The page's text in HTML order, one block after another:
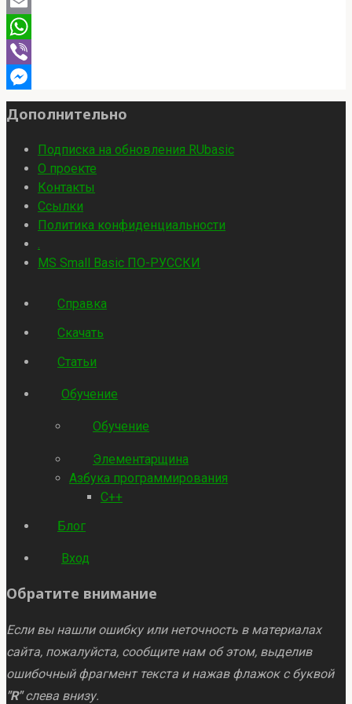
Email
WhatsApp
Viber
Messenger
Дополнительно
Подписка на обновления RUbasic
О проекте
Контакты
Ссылки
Политика конфиденциальности
MS Small Basic ПО-РУССКИ
Справка
Скачать
Статьи
Обучение
Обучение
Элементарщина
Азбука программирования
C++
Блог
Вход
Обратите внимание
Если вы нашли ошибку или неточность в материалах
сайта, пожалуйста, сообщите нам об этом, выделив
ошибочный фрагмент текста и нажав флажок с буквой
"R"слева внизу.